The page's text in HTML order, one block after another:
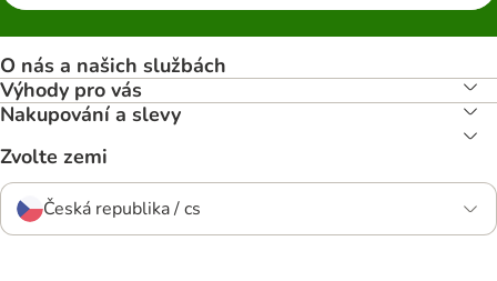
O nás a našich službách
Výhody pro vás
Nakupování a slevy
Zvolte zemi
Česká republika / cs